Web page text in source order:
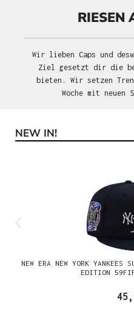
RIESEN
Wir lieben Caps und
Ziel gesetzt dir die
bieten. Wir setzen
Woche mit neuen
Produktgalerie überspringen
NEW IN!
NEW ERA NEW YORK YANKEES
EDITION